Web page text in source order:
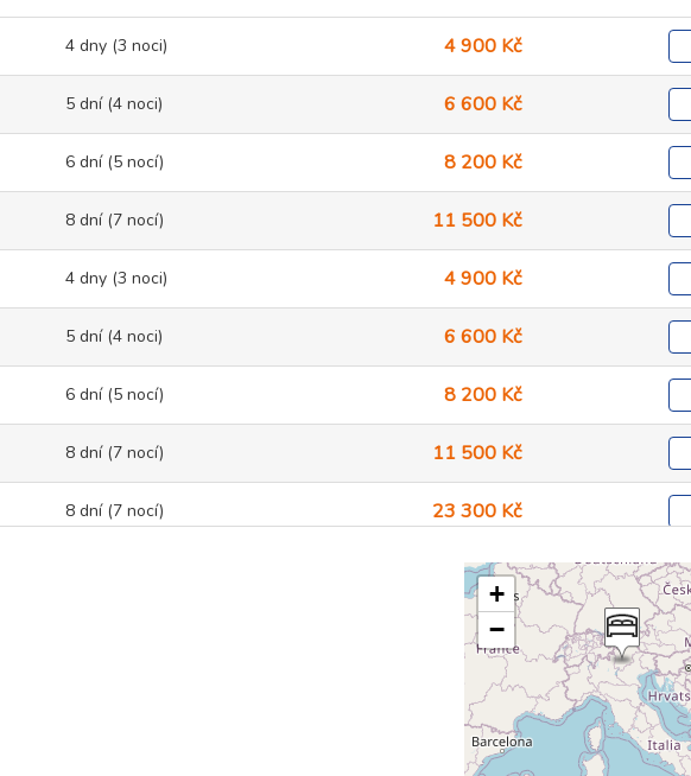
4 dny (3 noci) 4 900 Kč
5 dní (4 noci) 6 600 Kč
6 dní (5 nocí) 8 200 Kč
8 dní (7 nocí) 11 500 Kč
4 dny (3 noci) 4 900 Kč
5 dní (4 noci) 6 600 Kč
6 dní (5 nocí) 8 200 Kč
8 dní (7 nocí) 11 500 Kč
8 dní (7 nocí) 23 300 Kč
23 300 Kč
9 500 Kč
16 600 Kč
+
−